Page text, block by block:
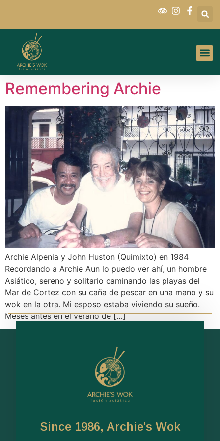
Remembering Archie
Archie Alpenia y John Huston (Quimixto) en 1984
Recordando a Archie Aun lo puedo ver ahí, un hombre
Asiático, sereno y solitario caminando las playas del
Mar de Cortez con su caña de pescar en una mano y su
wok en la otra. Mi esposo estaba viviendo su sueño.
Meses antes en el verano de […]
Since 1986, Archie's Wok